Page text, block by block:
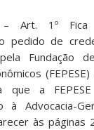
– Art. 1º Fica
pedido de
Fundação
que a
à Advocacia-
às páginas